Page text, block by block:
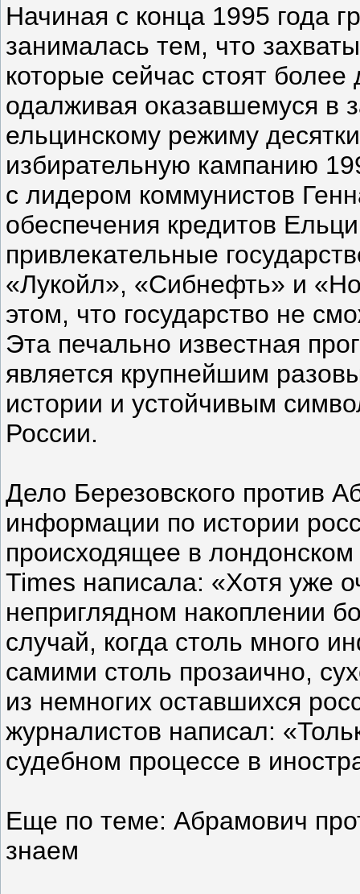
Начиная с конца 1995 года
занималась тем, что
которые сейчас стоят
одалживая оказавшемуся в
ельцинскому режиму
избирательную кампанию
с лидером коммунистов
обеспечения кредитов
привлекательные
«Лукойл», «Сибнефть» и
этом, что государство не
Эта печально известная
является крупнейшим
истории и устойчивым
России.
Дело Березовского против
информации по истории
происходящее в
Times написала: «Хотя уже
неприглядном накоплении
случай, когда столь много
самими столь прозаично,
из немногих оставшихся
журналистов написал:
судебном процессе в
Еще по теме: Абрамович
знаем